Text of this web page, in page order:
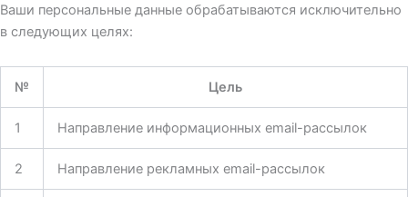
Ваши персональные данные обрабатываются исключительно
в следующих целях:
№ Цель
1 Направление информационных email-рассылок
2 Направление рекламных email-рассылок